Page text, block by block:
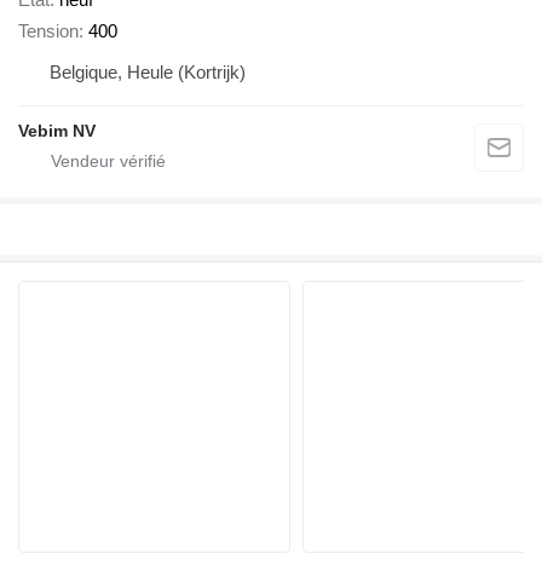
Tension 400
Belgique, Heule (Kortrijk)
Vebim NV